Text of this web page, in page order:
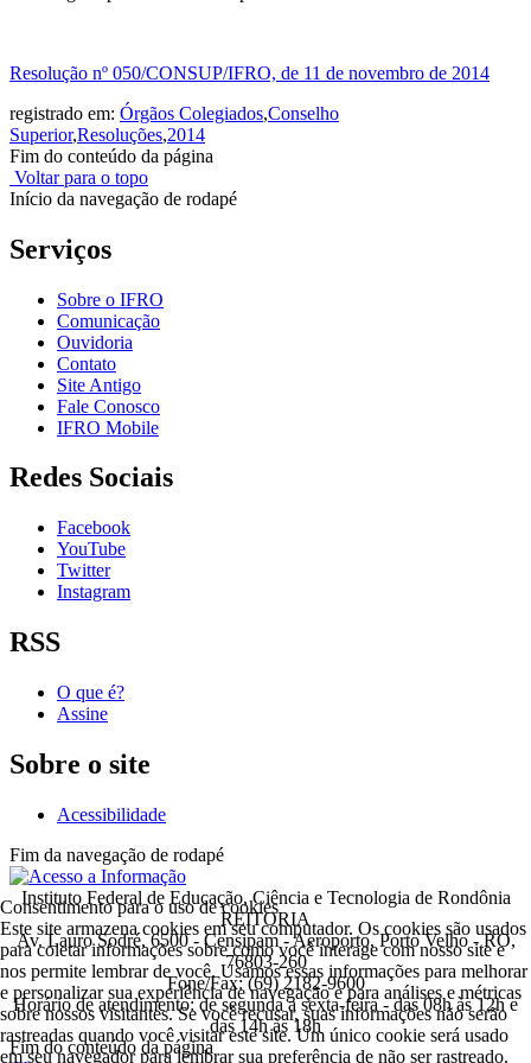
Resolução nº 050/CONSUP/IFRO, de 11 de novembro de 2014
registrado em: Órgãos Colegiados,Conselho
Superior,Resoluções,2014
Fim do conteúdo da página
Voltar para o topo
Início da navegação de rodapé
Serviços
Sobre o IFRO
Comunicação
Ouvidoria
Contato
Site Antigo
Fale Conosco
IFRO Mobile
Redes Sociais
Facebook
YouTube
Twitter
Instagram
RSS
O que é?
Assine
Sobre o site
Acessibilidade
Fim da navegação de rodapé
Instituto Federal de Educação, Ciência e Tecnologia de Rondônia
REITORIA
Av. Lauro Sodré, 6500 - Censipam - Aeroporto, Porto Velho - RO,
76803-260
Fone/Fax: (69) 2182-9600
Horário de atendimento: de segunda a sexta-feira - das 08h às 12h e
das 14h às 18h
Fim do conteúdo da página
Consentimento para o uso de cookies
Este site armazena cookies em seu computador. Os cookies são usados
para coletar informações sobre como você interage com nosso site e
nos permite lembrar de você. Usamos essas informações para melhorar
e personalizar sua experiência de navegação e para análises e métricas
sobre nossos visitantes. Se você recusar, suas informações não serão
rastreadas quando você visitar este site. Um único cookie será usado
em seu navegador para lembrar sua preferência de não ser rastreado.